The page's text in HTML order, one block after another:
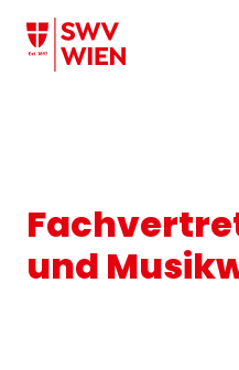
Zum Hauptinhalt
und